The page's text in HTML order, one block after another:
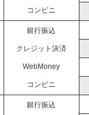
コンビニ
銀行振込
クレジット決済
WebMoney
コンビニ
銀行振込